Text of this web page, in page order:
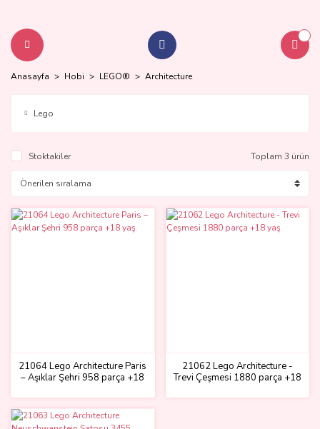
Anasayfa Hobi LEGO® Architecture
Lego
Stoktakiler Toplam 3 ürün
21064 Lego Architecture Paris
– Aşıklar Şehri 958 parça +18
21062 Lego Architecture -
Trevi Çeşmesi 1880 parça +18